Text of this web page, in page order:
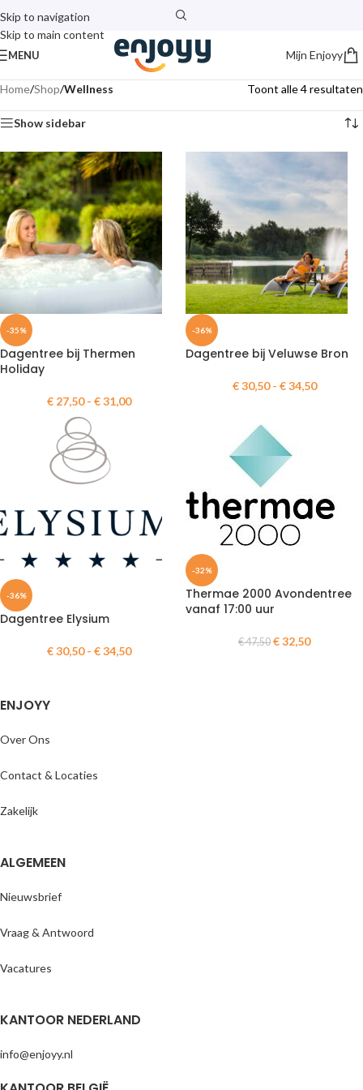
Skip to navigation
Skip to main content
MENU Mijn Enjoyy
Home/Shop/Wellness Toont alle 4 resultaten
Show sidebar
-35%
Dagentree bij Thermen
Holiday
€27,50 - €31,00
-36%
Dagentree bij Veluwse Bron
€30,50 - €34,50
-36%
Dagentree Elysium
€30,50 - €34,50
-32%
Thermae 2000 Avondentree
vanaf 17:00 uur
€47,50 €32,50
ENJOYY
Over Ons
Contact & Locaties
Zakelijk
ALGEMEEN
Nieuwsbrief
Vraag & Antwoord
Vacatures
KANTOOR NEDERLAND
info@enjoyy.nl